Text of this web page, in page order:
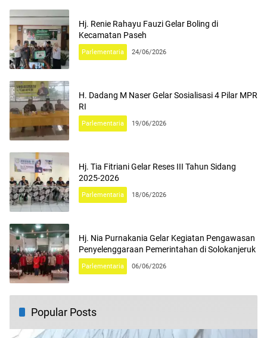
Hj. Renie Rahayu Fauzi Gelar Boling di
Kecamatan Paseh
Parlementaria 24/06/2026
H. Dadang M Naser Gelar Sosialisasi 4 Pilar MPR
RI
Parlementaria 19/06/2026
Hj. Tia Fitriani Gelar Reses III Tahun Sidang
2025-2026
Parlementaria 18/06/2026
Hj. Nia Purnakania Gelar Kegiatan Pengawasan
Penyelenggaraan Pemerintahan di Solokanjeruk
Parlementaria 06/06/2026
Popular Posts